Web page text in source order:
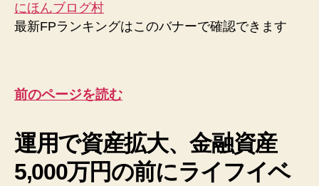
にほんブログ村
最新FPランキングはこのバナーで確認できます
前のページを読む
運用で資産拡大、金融資産
5,000万円の前にライフイベ